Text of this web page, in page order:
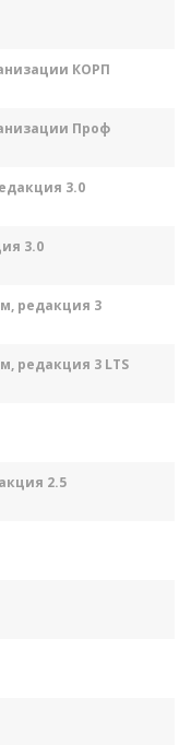
КОРП
Проф
3.0
3.0
редакция 3
редакция 3 LTS
2.5